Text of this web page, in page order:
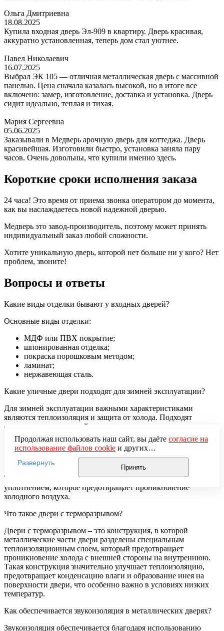
Ольга Дмитриевна
18.08.2025
Купила входная дверь Эл-909 в квартиру. Дверь красивая,
аккуратно установленная, теперь дом стал уютнее.
Павел Николаевич
16.07.2025
Выбрал ЭК 105 — отличная металлическая дверь с массивной
панелью. Цена сначала казалась высокой, но в итоге все
включено: замер, изготовление, доставка и установка. Дверь
сидит идеально, теплая и тихая.
Мария Сергеевна
05.06.2025
Заказывали в Медверь арочную дверь для коттеджа. Дверь
красивейшая. Изготовили быстро, установка заняла пару
часов. Очень довольны, что купили именно здесь.
Короткие сроки исполнения заказа
24 часа! Это время от приема звонка оператором до момента,
как вы наслаждаетесь новой надежной дверью.
Медверь это завод-производитель, поэтому может принять
индивидуальный заказ любой сложности.
Хотите уникальную дверь, которой нет больше ни у кого? Нет
проблем, звоните!
Вопросы и ответы
Какие виды отделки бывают у входных дверей?
Основные виды отделки:
МДФ или ПВХ покрытие;
шпонированная отделка;
покраска порошковым методом;
ламинат;
нержавеющая сталь.
Какие уличные двери подходят для зимней эксплуатации?
Для зимней эксплуатации важными характеристиками
являются теплоизоляция и защита от холода. Подходят
следующие виды дверей:
Двери с терморазрывом.
Металлические двери с утеплителем.
Многослойная конструкция.
Также важно, чтобы дверь была оснащена качественным
уплотнением, которое предотвращает проникновение
холодного воздуха.
Что такое двери с терморазрывом?
Двери с терморазрывом – это конструкция, в которой
металлические части двери разделены специальным
теплоизоляционным слоем, который предотвращает
проникновение холода с внешней стороны на внутреннюю.
Такая конструкция значительно улучшает теплоизоляцию,
предотвращает конденсацию влаги и образование инея на
поверхности двери, что особенно важно в условиях низких
температур.
Как обеспечивается звукоизоляция в металлических дверях?
Звукоизоляция обеспечивается благодаря использованию
Продолжая использовать наш сайт, вы даёте согласие на
использование файлов cookieи других
пользовательских данных (включая IP-адрес, сведения о
местоположении, устройстве, действиях на сайте и т. п.)
для функционирования сайта, проведения
использования систем аналитики (например,
Яндекс.Метрика), в соответствии с нашей
обработки персональных данных.
Если вы не хотите, чтобы ваши данные обрабатывались,
настройте ограничения в браузере или покиньте сайт.
Развернуть
Принять